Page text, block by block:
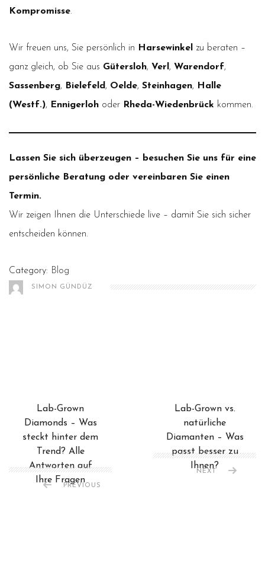
Kompromisse.
Wir freuen uns, Sie persönlich in Harsewinkel
zu beraten –
ganz gleich, ob Sie aus Gütersloh, Verl , Warendorf,
Sassenberg, Bielefeld , Oelde, Steinhagen,
Halle
(Westf.), Ennigerloh oder Rheda-Wiedenbrück kommen.
Lassen Sie sich überzeugen – besuchen Sie uns für eine
persönliche Beratung oder vereinbaren Sie einen
Termin.
Wir zeigen Ihnen die Unterschiede live – damit Sie sich sicher
entscheiden können.
Category: Blog
SIMON GÜNDÜZ
Lab-Grown
Diamonds – Was
steckt hinter dem
Trend? Alle
Antworten auf
Ihre Fragen
PREVIOUS
Lab-Grown vs.
natürliche
Diamanten – Was
passt besser zu
Ihnen?
NEXT